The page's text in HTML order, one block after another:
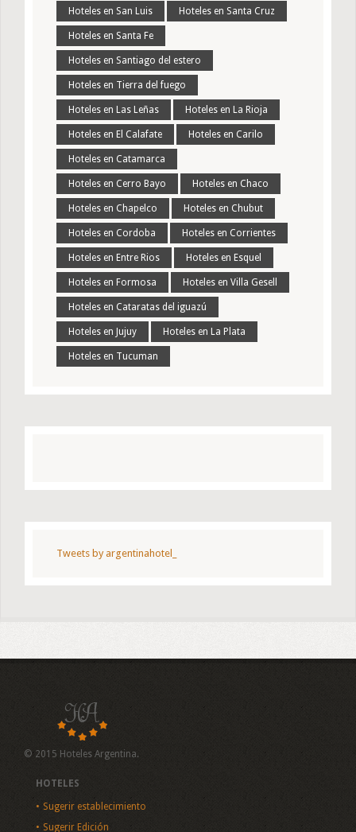
Hoteles en San Luis Hoteles en Santa Cruz
Hoteles en Santa Fe
Hoteles en Santiago del estero
Hoteles en Tierra del fuego
Hoteles en Las Leñas Hoteles en La Rioja
Hoteles en El Calafate Hoteles en Carilo
Hoteles en Catamarca
Hoteles en Cerro Bayo Hoteles en Chaco
Hoteles en Chapelco Hoteles en Chubut
Hoteles en Cordoba Hoteles en Corrientes
Hoteles en Entre Rios Hoteles en Esquel
Hoteles en Formosa Hoteles en Villa Gesell
Hoteles en Cataratas del iguazú
Hoteles en Jujuy Hoteles en La Plata
Hoteles en Tucuman
Tweets by argentinahotel_
© 2015 Hoteles Argentina.
HOTELES
Sugerir establecimiento
Sugerir Edición